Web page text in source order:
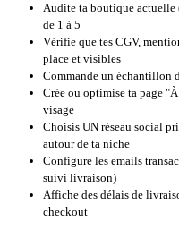
Audite ta boutique
de 1 à 5
Vérifie que tes CGV,
place et visibles
Commande un échantillon
Crée ou optimise ta page
visage
Choisis UN réseau social
autour de ta niche
Configure les emails
suivi livraison)
Affiche des délais de
checkout